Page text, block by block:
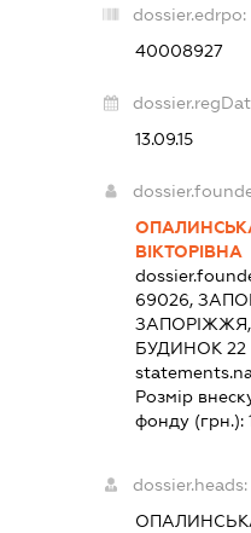
dossier.edrpo:
40008927
13.09.15
ВІКТОРІВНА
69026,
ЗАПОРІЖЖЯ,
БУДИНОК 22
Розмір
фонду (грн.):
dossier.heads: